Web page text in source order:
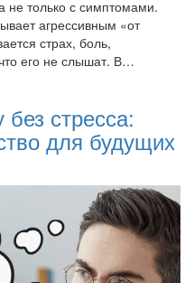
не только с симптомами.
агрессивным «от
страх, боль,
его не слышат. В…
без стресса:
для будущих